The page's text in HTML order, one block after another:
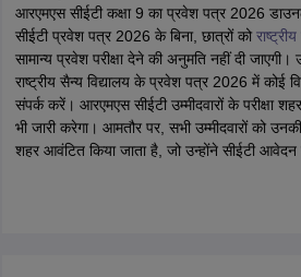
आरएमएस सीईटी कक्षा 9 का प्रवेश पत्र 2026
सीईटी प्रवेश पत्र 2026 के बिना, छात्रों को
सामान्य प्रवेश परीक्षा देने की अनुमति नहीं दी जाएगी।
राष्ट्रीय सैन्य विद्यालय के प्रवेश पत्र 2026 में कोई
संपर्क करें। आरएमएस सीईटी उम्मीदवारों के परीक्षा
भी जारी करेगा। आमतौर पर, सभी उम्मीदवारों को
शहर आवंटित किया जाता है, जो उन्होंने सीईटी आवेदन